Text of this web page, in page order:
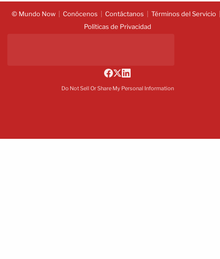
© Mundo Now Conócenos Contáctanos
Términos del Servicio
Políticas de Privacidad
Do Not Sell Or Share My Personal Information